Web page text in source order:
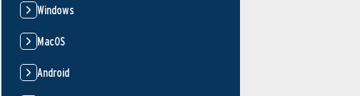
Windows
MacOS
Android